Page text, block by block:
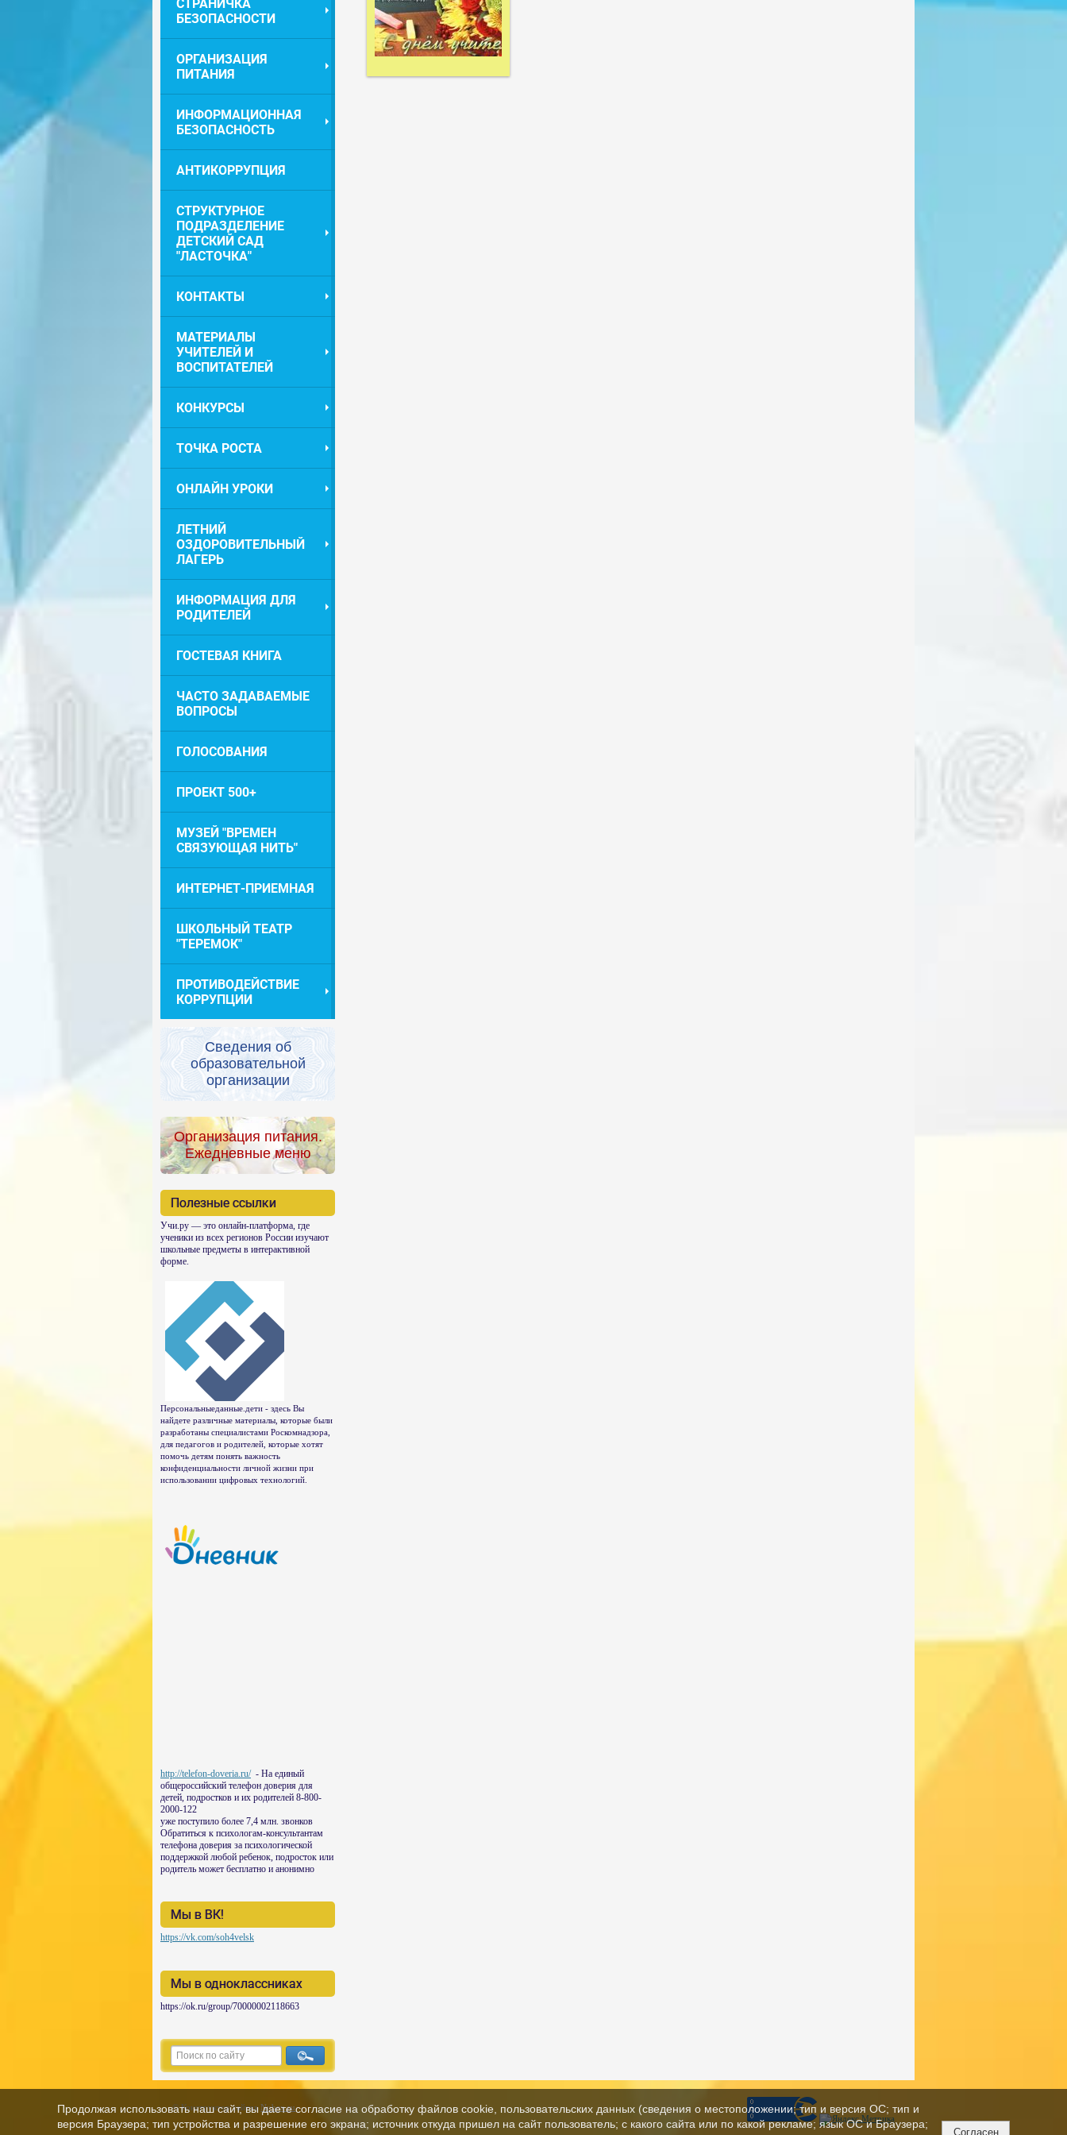
СТРАНИЧКА
БЕЗОПАСНОСТИ
ОРГАНИЗАЦИЯ
ПИТАНИЯ
ИНФОРМАЦИОННАЯ
БЕЗОПАСНОСТЬ
АНТИКОРРУПЦИЯ
СТРУКТУРНОЕ
ПОДРАЗДЕЛЕНИЕ
ДЕТСКИЙ САД
"ЛАСТОЧКА"
КОНТАКТЫ
МАТЕРИАЛЫ
УЧИТЕЛЕЙ И
ВОСПИТАТЕЛЕЙ
КОНКУРСЫ
ТОЧКА РОСТА
ОНЛАЙН УРОКИ
ЛЕТНИЙ
ОЗДОРОВИТЕЛЬНЫЙ
ЛАГЕРЬ
ИНФОРМАЦИЯ ДЛЯ
РОДИТЕЛЕЙ
ГОСТЕВАЯ КНИГА
ЧАСТО ЗАДАВАЕМЫЕ
ВОПРОСЫ
ГОЛОСОВАНИЯ
ПРОЕКТ 500+
МУЗЕЙ "ВРЕМЕН
СВЯЗУЮЩАЯ НИТЬ"
ИНТЕРНЕТ-ПРИЕМНАЯ
ШКОЛЬНЫЙ ТЕАТР
"ТЕРЕМОК"
ПРОТИВОДЕЙСТВИЕ
КОРРУПЦИИ
Сведения об
образовательной
организации
Организация питания.
Ежедневные меню
Полезные ссылки
Учи.ру — это онлайн-платформа, где
ученики из всех регионов России изучают
школьные предметы в интерактивной
форме.
Персональныеданные.дети - здесь Вы
найдете различные материалы, которые были
разработаны специалистами Роскомнадзора,
для педагогов и родителей, которые хотят
помочь детям понять важность
конфиденциальности личной жизни при
использовании цифровых технологий.
http://telefon-doveria.ru/- На единый
общероссийский телефон доверия для
детей, подростков и их родителей 8-800-
2000-122
уже поступило более 7,4 млн. звонков
Обратиться к психологам-консультантам
телефона доверия за психологической
поддержкой любой ребенок, подросток или
родитель может бесплатно и анонимно
Мы в ВК!
https://vk.com/soh4velsk
Мы в одноклассниках
https://ok.ru/group/70000002118663
© Конструктор сайтовNubex.ru
Продолжая использовать наш сайт, вы даете согласие на обработку файлов cookie, пользовательских данных (сведения о местоположении; тип и версия ОС; тип и
версия Браузера; тип устройства и разрешение его экрана; источник откуда пришел на сайт пользователь; с какого сайта или по какой рекламе; язык ОС и Браузера;
Согласен